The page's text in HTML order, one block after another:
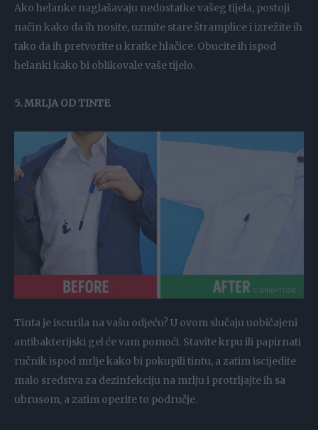
Ako helanke naglašavaju nedostatke vašeg tijela, postoji
način kako da ih nosite, uzmite stare štramplice i izrežite ih
tako da ih pretvorite u kratke hlačice. Obucite ih ispod
helanki kako bi oblikovale vaše tijelo.
5. MRLJA OD TINTE
Tinta je iscurila na vašu odjeću? U ovom slučaju uobičajeni
antibakterijski gel će vam pomoći. Stavite krpu ili papirnati
ručnik ispod mrlje kako bi pokupili tintu, a zatim iscijedite
malo sredstva za dezinfekciju na mrlju i protrljajte ih sa
ubrusom, a zatim operite to područje.